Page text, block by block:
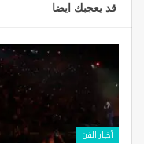
قد يعجبك ايضا
أخبار الفن